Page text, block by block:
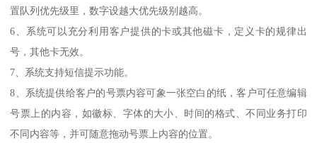
置队列优先级里，数字设越大优先级别越高。
6、系统可以充分利用客户提供的卡或其他磁卡，定义卡的规律出
号，其他卡无效。
7、系统支持短信提示功能。
8、系统提供给客户的号票内容可象一张空白的纸，客户可任意编辑
号票上的内容，如徽标、字体的大小、时间的格式、不同业务打印
不同内容等，并可随意拖动号票上内容的位置。